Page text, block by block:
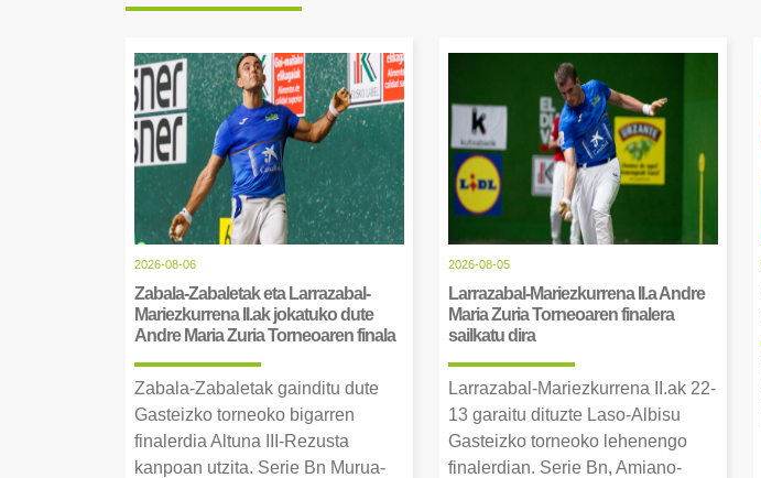
2026-08-06
Zabala-Zabaletak eta Larrazabal-
Mariezkurrena II.ak jokatuko dute
Andre Maria Zuria Torneoaren finala
Zabala-Zabaletak gainditu dute
Gasteizko torneoko bigarren
finalerdia Altuna III-Rezusta
kanpoan utzita. Serie Bn Murua-
2026-08-05
Larrazabal-Mariezkurrena II.a Andre
Maria Zuria Torneoaren finalera
sailkatu dira
Larrazabal-Mariezkurrena II.ak 22-
13 garaitu dituzte Laso-Albisu
Gasteizko torneoko lehenengo
finalerdian. Serie Bn, Amiano-